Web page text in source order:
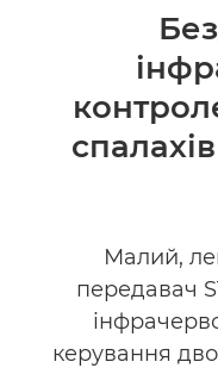
Технічні
Малий,
передавач
керування